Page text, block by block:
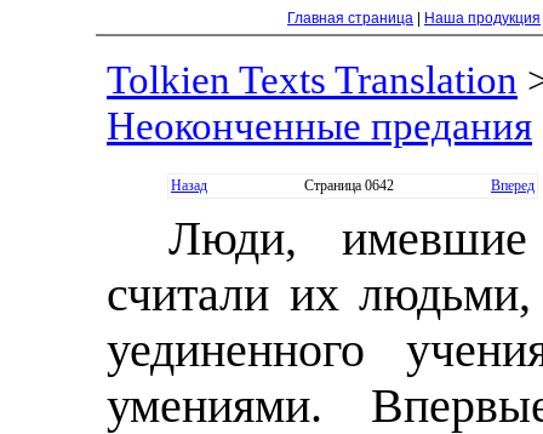
Главная страница Наша продукция
Tolkien Texts Translation
Неоконченные предания
Назад Страница 0642 Вперед
Люди,
считали их
уединенного
умениями.